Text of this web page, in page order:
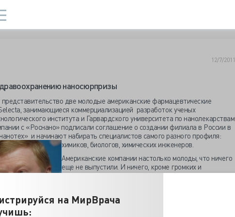
на МирВрача
12/7/2011
наносюрпризы
две молодые американские фармацевтические
занимающиеся коммерциализацией разработок ученых
института и Гарвардского университета по нанолекарствам
с «Роснано» подписали соглашение о создании филиала в России в
и начинают набирать специалистов самого разного профиля:
химиков, биологов, химических инженеров.
Американские компании настолько молоды, что ничего
еще не выпустили. И ничего, кроме громких и
многообещающих реляций, не было. Компания BIND
«эффективный химиотерапевтический агент лечения